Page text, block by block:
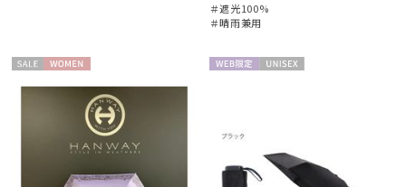
＃遮光100%
＃晴雨兼用